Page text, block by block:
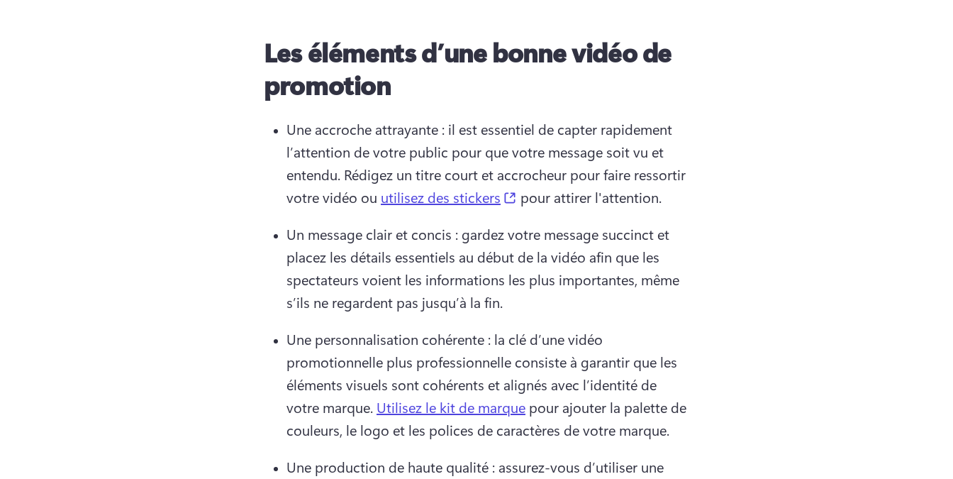
Les éléments d’une bonne vidéo de
promotion
Une accroche attrayante : il est essentiel de capter rapidement
l’attention de votre public pour que votre message soit vu et
entendu. Rédigez un titre court et accrocheur pour faire ressortir
votre vidéo ou utilisez des stickers (opens in a new tab)
pour attirer l'attention.
Un message clair et concis : gardez votre message succinct et
placez les détails essentiels au début de la vidéo afin que les
spectateurs voient les informations les plus importantes, même
s’ils ne regardent pas jusqu’à la fin.
Une personnalisation cohérente : la clé d’une vidéo
promotionnelle plus professionnelle consiste à garantir que les
éléments visuels sont cohérents et alignés avec l’identité de
votre marque. Utilisez le kit de marque pour ajouter la palette de
couleurs, le logo et les polices de caractères de votre marque.
Une production de haute qualité : assurez-vous d’utiliser une